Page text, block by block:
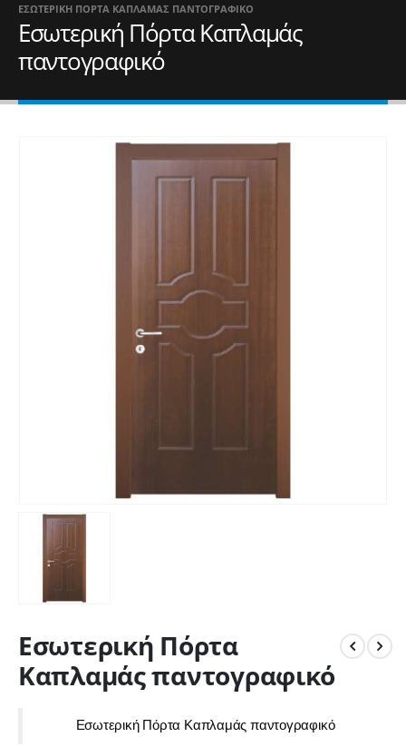
ΕΣΩΤΕΡΙΚΉ ΠΌΡΤΑ ΚΑΠΛΑΜΆΣ ΠΑΝΤΟΓΡΑΦΙΚΌ
Εσωτερική Πόρτα Καπλαμάς
παντογραφικό
Εσωτερική Πόρτα
Καπλαμάς παντογραφικό
Εσωτερική Πόρτα Καπλαμάς παντογραφικό